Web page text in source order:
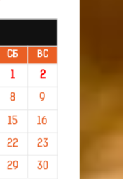
СБ ВС
1 2
8 9
15 16
22 23
29 30